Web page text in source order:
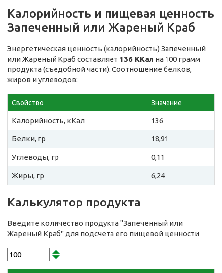
Калорийность и пищевая ценность
Запеченный или Жареный Краб
Энергетическая ценность (калорийность) Запеченный
или Жареный Краб составляет 136 ККал на 100 грамм
продукта (съедобной части). Соотношение белков,
жиров и углеводов:
Свойство Значение
Калорийность, кКал 136
Белки, гр 18,91
Углеводы, гр 0,11
Жиры, гр 6,24
Калькулятор продукта
Введите количество продукта "Запеченный или
Жареный Краб" для подсчета его пищевой ценности